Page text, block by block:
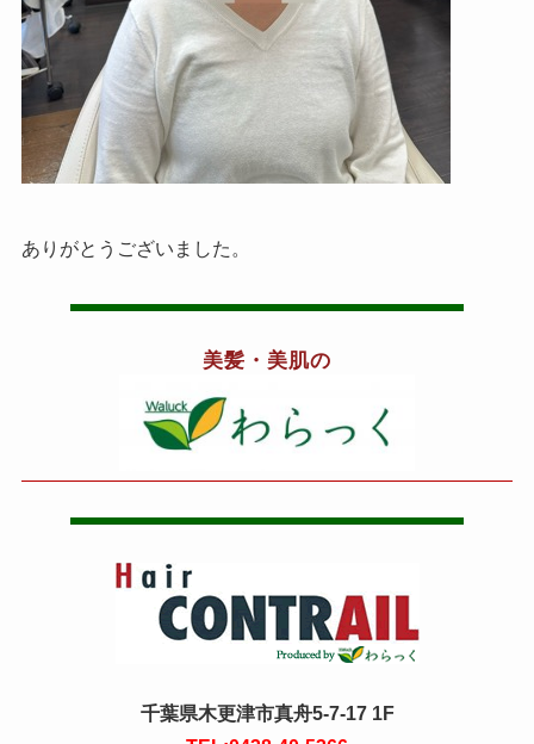
ありがとうございました。
美髪・美肌の
千葉県木更津市真舟5-7-17 1F